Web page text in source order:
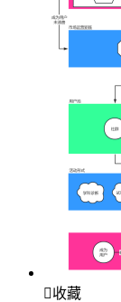
收藏